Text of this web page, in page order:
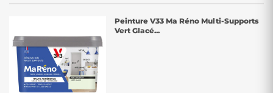
Peinture V33 Ma Réno Multi-Supports
Vert Glacé...